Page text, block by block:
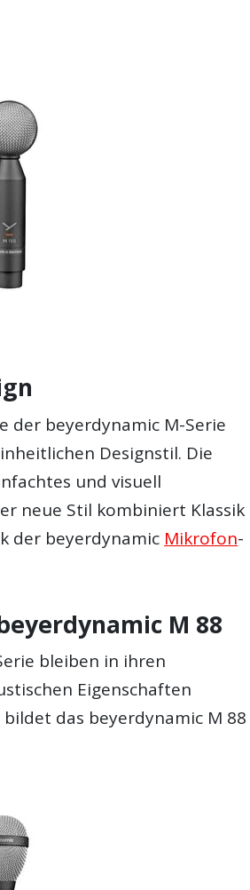
der beyerdynamic M-Serie
Designstil. Die
und visuell
neue Stil kombiniert Klassik
der beyerdynamic Mikrofon-
M 88
bleiben in ihren
Eigenschaften
das beyerdynamic M 88